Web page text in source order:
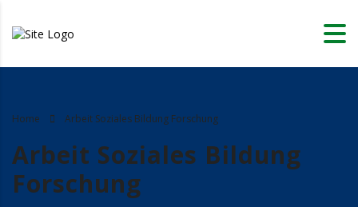
Home Arbeit Soziales Bildung Forschung
Arbeit Soziales Bildung
Forschung